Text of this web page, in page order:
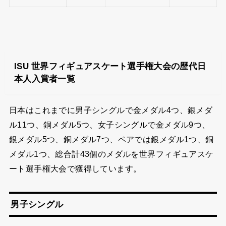
ISU 世界フィギュアスケート選手権大会の歴代日
本人入賞者一覧
日本はこれまでに男子シングルで金メダル4つ、銀メダ
ル11つ、銅メダル5つ、女子シングルで金メダル9つ、
銀メダル5つ、銅メダル7つ、ペアでは銀メダル1つ、銅
メダル1つ、総合計43個のメダルを世界フィギュアスケ
ート選手権大会で獲得しています。
男子シングル